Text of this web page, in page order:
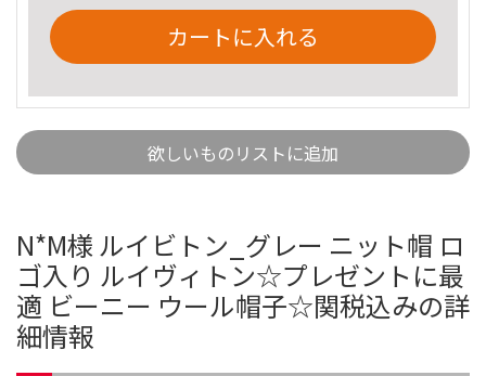
カートに入れる
欲しいものリストに追加
N*M様 ルイビトン_グレー ニット帽 ロ
ゴ入り ルイヴィトン☆プレゼントに最
適 ビーニー ウール帽子☆関税込みの詳
細情報